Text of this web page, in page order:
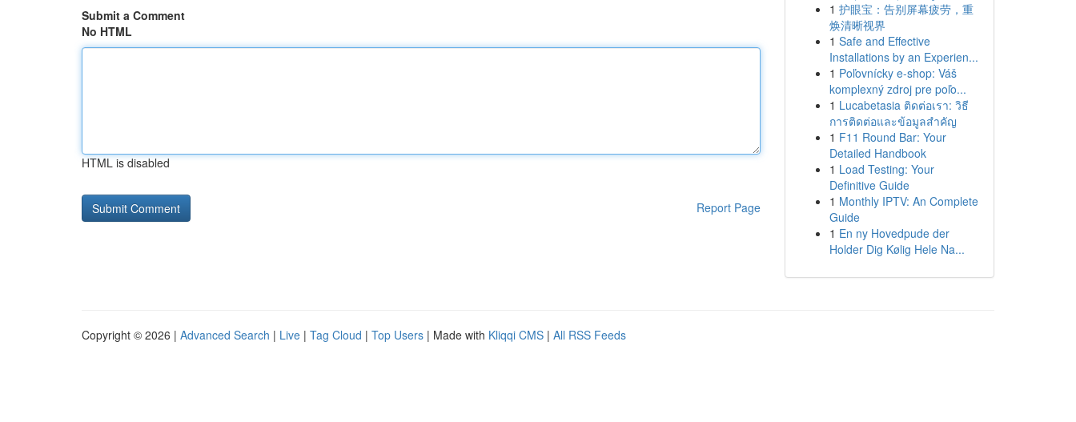
Submit a Comment
No HTML
HTML is disabled
Report Page
1 护眼宝：告别屏幕疲劳，重
焕清晰视界
1 Safe and Effective
Installations by an Experien...
1 Poľovnícky e-shop: Váš
komplexný zdroj pre poľo...
1 Lucabetasia ติดต่อเรา: วิธี
การติดต่อและข้อมูลสำคัญ
1 F11 Round Bar: Your
Detailed Handbook
1 Load Testing: Your
Definitive Guide
1 Monthly IPTV: An Complete
Guide
1 En ny Hovedpude der
Holder Dig Kølig Hele Na...
Copyright © 2026 | Advanced Search | Live | Tag Cloud | Top Users | Made with Kliqqi CMS | All RSS Feeds